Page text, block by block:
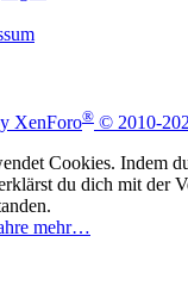
XenForo® © 2010-
Cookies. Indem
du dich mit der
mehr…